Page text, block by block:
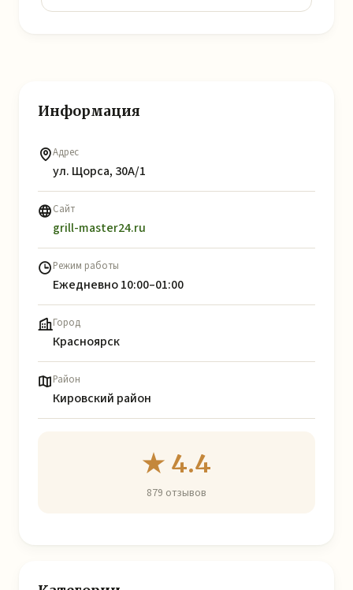
Информация
Адрес
ул. Щорса, 30А/1
Сайт
grill-master24.ru
Режим работы
Ежедневно 10:00–01:00
Город
Красноярск
Район
Кировский район
★ 4.4
879 отзывов